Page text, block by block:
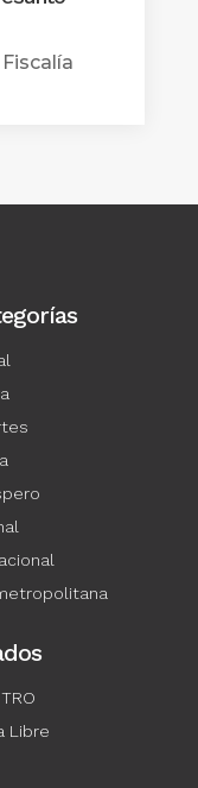
Libre